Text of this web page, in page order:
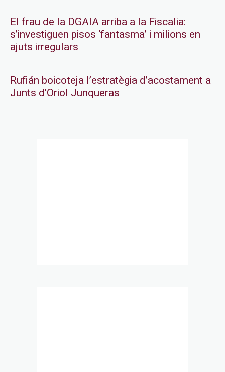
El frau de la DGAIA arriba a la Fiscalia:
s’investiguen pisos ‘fantasma’ i milions en
ajuts irregulars
Rufián boicoteja l’estratègia d’acostament a
Junts d’Oriol Junqueras